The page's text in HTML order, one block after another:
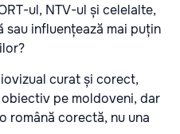
ul, NTV-ul și celelalte,
sau influențează mai puțin
curat și corect,
pe moldoveni, dar
română corectă, nu una